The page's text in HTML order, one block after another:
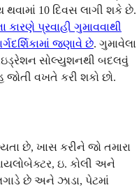
10 દિવસ લાગી શકે છે.
કારણે પ્રવાહી ગુમાવવાથી
જણાવે છે. ગુમાવેલા
સોલ્યુશનથી બદલવું
વખતે કરી શકો છો.
છે, ખાસ કરીને જો તમારા
ઇ. કોલી અને
છે અને ઝાડા, પેટમાં